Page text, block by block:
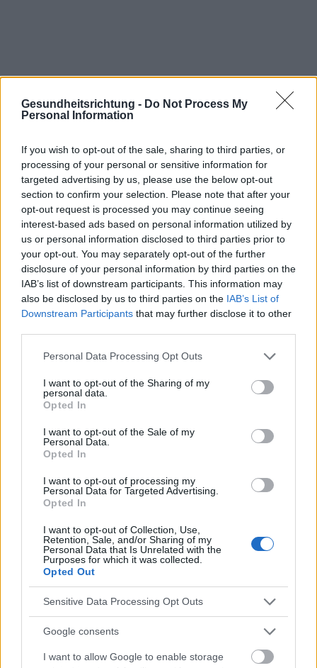
Gesundheitsrichtung - Do Not Process My
Personal Information
If you wish to opt-out of the sale, sharing to third parties, or
processing of your personal or sensitive information for
targeted advertising by us, please use the below opt-out
section to confirm your selection. Please note that after your
opt-out request is processed you may continue seeing
interest-based ads based on personal information utilized by
us or personal information disclosed to third parties prior to
your opt-out. You may separately opt-out of the further
disclosure of your personal information by third parties on the
IAB’s list of downstream participants. This information may
also be disclosed by us to third parties on the IAB’s List of
Downstream Participants that may further disclose it to other
Please note that this website/app uses one or more Google
not limited to your visit or usage behaviour. You may click to
grant or deny consent to Google and its third-party tags to
use your data for below specified purposes in below Google
consent section.
Personal Data Processing Opt Outs
I want to opt-out of the Sharing of my
personal data.
Opted In
I want to opt-out of the Sale of my
Personal Data.
Opted In
I want to opt-out of processing my
Personal Data for Targeted Advertising.
Opted In
I want to opt-out of Collection, Use,
Retention, Sale, and/or Sharing of my
Personal Data that Is Unrelated with the
Purposes for which it was collected.
Opted Out
Sensitive Data Processing Opt Outs
Google consents
I want to allow Google to enable storage
Interessant? Teilen sie es auf Facebook!
Möchten Sie auf dem Laufenden bleiben?
Folgen Sie uns auf
Google
News
ZUGEHÖRIG
Themen Bauchspeicheldrüsenentzündung
Diabetes typ-2 Fettleibigkeit Geistige-gesundheit
Gesund-ernähren Herzkrankheiten Lebergesundheit
Nebeneffekte Trans-fette übergewicht
übermäßiger fettkonsum
Wie man fett abbaut
polskim
Die Inhalte und Materialien auf dieser Website dienen nur zu
Bildungs- und Informationszwecken. Der Herausgeber und die
Redaktion der Website sind nicht für die Ergebnisse ihrer
Anwendung verantwortlich. Bevor Sie Ratschläge oder Tipps auf
der Website verwenden, ist es unbedingt erforderlich, einen Arzt
zu konsultieren.
Werbung: